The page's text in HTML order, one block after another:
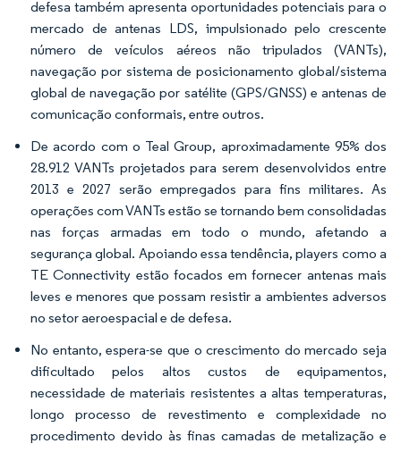
defesa também apresenta oportunidades potenciais para o
mercado de antenas LDS, impulsionado pelo crescente
número de veículos aéreos não tripulados (VANTs),
navegação por sistema de posicionamento global/sistema
global de navegação por satélite (GPS/GNSS) e antenas de
comunicação conformais, entre outros.
De acordo com o Teal Group, aproximadamente 95% dos
28.912 VANTs projetados para serem desenvolvidos entre
2013 e 2027 serão empregados para fins militares. As
operações com VANTs estão se tornando bem consolidadas
nas forças armadas em todo o mundo, afetando a
segurança global. Apoiando essa tendência, players como a
TE Connectivity estão focados em fornecer antenas mais
leves e menores que possam resistir a ambientes adversos
no setor aeroespacial e de defesa.
No entanto, espera-se que o crescimento do mercado seja
dificultado pelos altos custos de equipamentos,
necessidade de materiais resistentes a altas temperaturas,
longo processo de revestimento e complexidade no
procedimento devido às finas camadas de metalização e